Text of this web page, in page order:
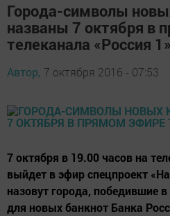
Города-символы
названы 7 октября в
телеканала «Россия 1»
Автор, 7 октября 2016 - 07:53
7 октября в 19.00 часов на
выйдет в эфир спецпроект
назовут города, победившие
для новых банкнот Банка